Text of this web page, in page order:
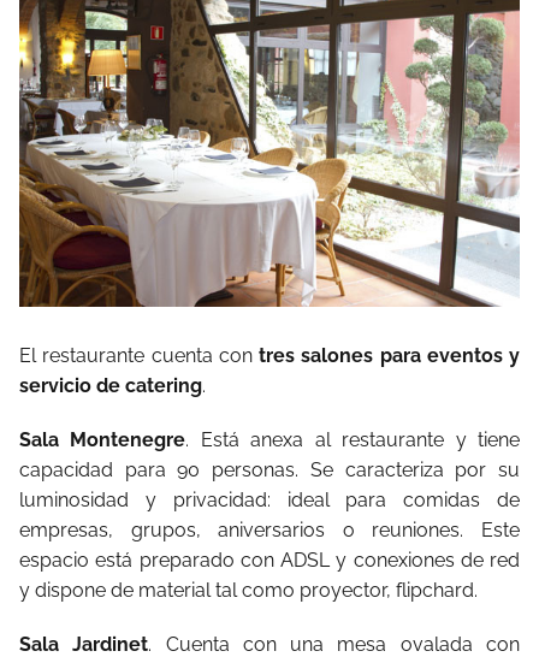
El restaurante cuenta con tres salones para eventos y
servicio de catering.
Sala Montenegre. Está anexa al restaurante y tiene
capacidad para 90 personas. Se caracteriza por su
luminosidad y privacidad: ideal para comidas de
empresas, grupos, aniversarios o reuniones. Este
espacio está preparado con ADSL y conexiones de red
y dispone de material tal como proyector, flipchard.
Sala Jardinet. Cuenta con una mesa ovalada con